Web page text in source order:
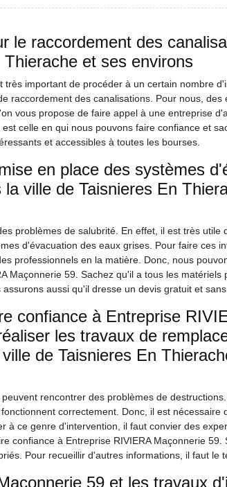
le raccordement des
et ses environs
très important de procéder à un certain nombre
raccordement des canalisations. Pour nous, des
vous propose de faire appel à une entreprise
celle en qui nous pouvons faire confiance et
et accessibles à toutes les bourses.
en place des systèmes
ville de Taisnieres En
problèmes de salubrité. En effet, il est très utile
d'évacuation des eaux grises. Pour faire ces
professionnels en la matière. Donc, nous
Maçonnerie 59. Sachez qu'il a tous les matériels
aussi qu'il dresse un devis gratuit et
confiance à Entreprise
les travaux de
de Taisnieres En
rencontrer des problèmes de
correctement. Donc, il est nécessaire
à ce genre d'intervention, il faut convier des
confiance à Entreprise RIVIERA Maçonnerie 59.
Pour recueillir d'autres informations, il faut le
59 et les travaux